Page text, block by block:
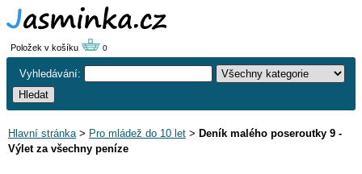
Položek v košíku 0
Vyhledávání:
Hlavní stránka> Pro mládež do 10 let > Deník malého poseroutky 9 -
Výlet za všechny peníze